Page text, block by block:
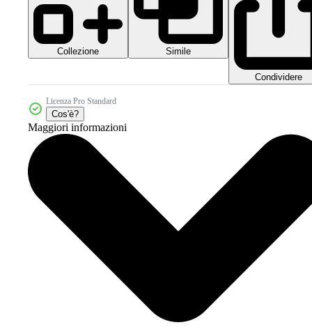
Collezione Simile
Condividere
Licenza Pro Standard
Cos'è?
Maggiori informazioni